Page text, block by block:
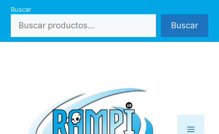
Saltar
contenido
Buscar
Buscar
Menú